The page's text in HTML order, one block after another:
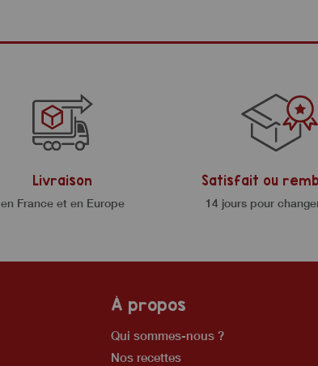
Livraison
en France et en Europe
Satisfait ou
14 jours pour
À propos
Qui sommes-nous ?
Nos recettes